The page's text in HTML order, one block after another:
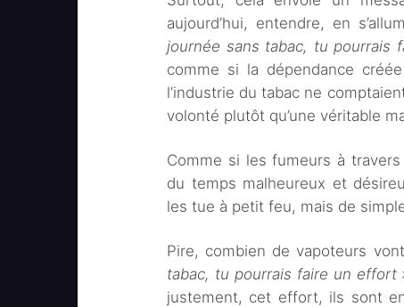
aujourd’hui, entendre, en
journée sans tabac, tu pourrais
comme si la dépendance
l’industrie du tabac ne
volonté plutôt qu’une véritable
Comme si les fumeurs à
du temps malheureux et
les tue à petit feu, mais de
Pire, combien de vapoteurs
tabac, tu pourrais faire un effort
justement, cet effort, ils sont